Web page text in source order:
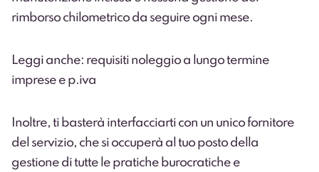
rimborso chilometrico da seguire ogni mese.
Leggi anche: requisiti noleggio a lungo termine
imprese e p.iva
Inoltre, ti basterà interfacciarti con un unico fornitore
del servizio, che si occuperà al tuo posto della
gestione di tutte le pratiche burocratiche e